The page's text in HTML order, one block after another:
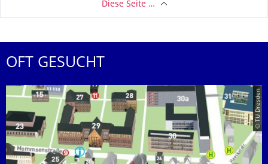
Diese Seite …
OFT GESUCHT
© TU Dresden